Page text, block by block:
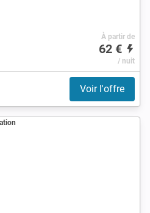
À partir de
62 €
/ nuit
Voir l'offre